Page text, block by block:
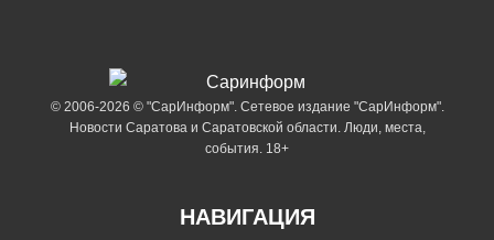
© 2006-2026 © "СарИнформ". Сетевое издание "СарИнформ".
Новости Саратова и Саратовской области. Люди, места,
события. 18+
НАВИГАЦИЯ